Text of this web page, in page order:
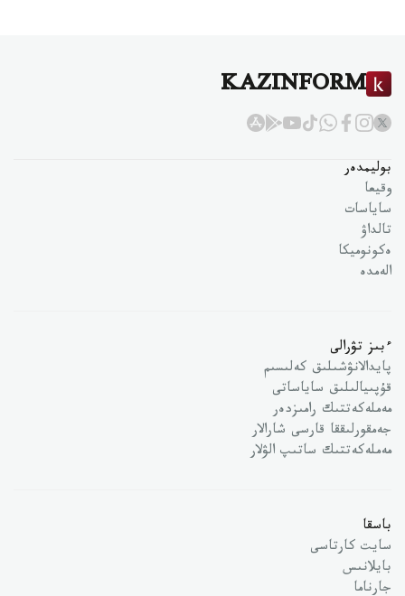
KAZINFORM
بوليمدەر
وقيعا
ساياسات
تالداۋ
ەكونوميكا
الەمدە
ءبىز تۋرالى
پايدالانۋشىلىق كەلىسىم
قۇپىيالىلىق ساياساتى
مەملەكەتتىك رامىزدەر
جەمقورلىققا قارسى شارالار
مەملەكەتتىك ساتىپ الۋلار
باسقا
سايت كارتاسى
بايلانىس
جارناما